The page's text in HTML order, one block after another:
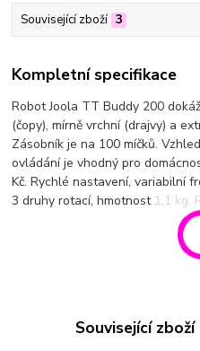
Související zboží 3
Kompletní specifikace
Robot Joola TT Buddy 200
(čopy), mírně vrchní (drajvy) a
Zásobník je na 100 míčků.
ovládání je vhodný pro
Kč. Rychlé nastavení, variabilní
3 druhy rotací, hmotnost 1,1 kg.
Související zboží